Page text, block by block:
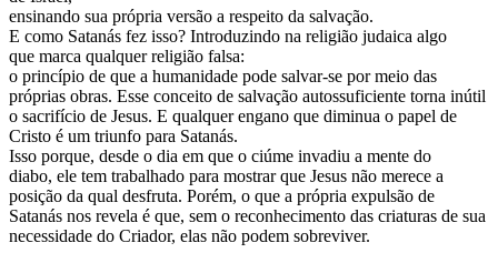
ensinando sua própria versão a respeito da salvação.
E como Satanás fez isso? Introduzindo na religião judaica algo
que marca qualquer religião falsa:
o princípio de que a humanidade pode salvar-se por meio das
próprias obras. Esse conceito de salvação autossuficiente torna inútil
o sacrifício de Jesus. E qualquer engano que diminua o papel de
Cristo é um triunfo para Satanás.
Isso porque, desde o dia em que o ciúme invadiu a mente do
diabo, ele tem trabalhado para mostrar que Jesus não merece a
posição da qual desfruta. Porém, o que a própria expulsão de
Satanás nos revela é que, sem o reconhecimento das criaturas de sua
necessidade do Criador, elas não podem sobreviver.